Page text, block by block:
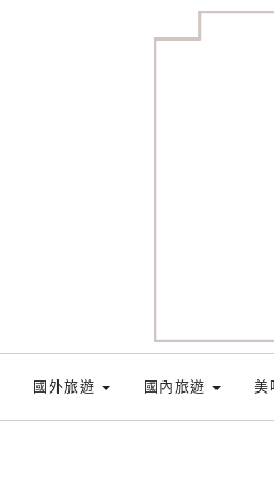
國外旅遊 國內旅遊 美